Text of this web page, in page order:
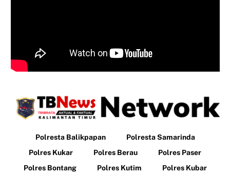
Polresta Balikpapan
Polresta Samarinda
Polres Kukar
Polres Berau
Polres Paser
Polres Bontang
Polres Kutim Polres Kubar